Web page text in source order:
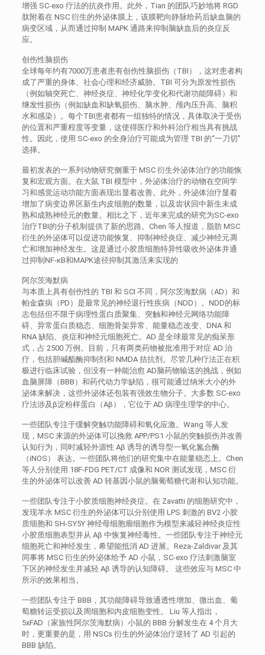
增强 SC-exo 疗法的抗炎作用。此外，Tian 的团队巧妙地将 RGD
肽附着在 NSC 衍生的外泌体膜上，该膜靶向静脉给药后缺血脑的
病变区域，从而通过抑制 MAPK 通路来抑制脑缺血后的炎症反
应。
创伤性脑损伤
全球每年约有7000万患者患有创伤性脑损伤（TBI），这对患者构
成了严重的身体、社会心理和经济威胁。TBI 可分为原发性损伤
（例如轴突死亡、神经炎症、神经化学变化和代谢功能障碍）和
继发性损伤（例如缺血和缺氧损伤、脑水肿、颅内压升高、脑积
水和感染）。每个TBI患者都有一组独特的情况，具体取决于受伤
的位置和严重程度等变量，这使得医疗和外科治疗相当具有挑战
性。因此，使用 SC-exo 的全身治疗可能成为管理 TBI 的“一刀切”
选择。
最初发表的一系列动物研究侧重于 MSC 衍生外泌体治疗的功能恢
复和宏观方面。在大鼠 TBI 模型中，外泌体治疗的动物在空间学
习和感觉运动功能方面表现出显着改善。此外，外泌体治疗显着
增加了病变边界区新生内皮细胞的数量，以及齿状回中新生未成
熟和成熟神经元的数量。相比之下，近年来完成的研究为SC-exo
治疗TBI的分子机制提供了新的思路。Chen 等人报道，脂肪 MSC
衍生的外泌体可以促进功能恢复、抑制神经炎症、减少神经元凋
亡和增加神经发生。这是通过小胶质细胞特异性吸收外泌体并通
过抑制NF-κB和MAPK途径抑制其激活来实现的
阿尔茨海默病
与本质上具有创伤性的 TBI 和 SCI 不同，阿尔茨海默病（AD）和
帕金森病（PD）是最常见的神经退行性疾病（NDD）。NDD的标
志包括但不限于病理性蛋白质聚集、突触和神经元网络功能障
碍、异常蛋白质稳态、细胞骨架异常、能量稳态改变、DNA 和
RNA 缺陷、炎症和神经元细胞死亡。AD 是全球最常见的痴呆形
式，占 2500 万例。目前，只有两类药物被批准用于对症 AD 治
疗，包括胆碱酯酶抑制剂和 NMDA 拮抗剂。尽管几种疗法正在积
极进行临床试验，但没有一种能治愈 AD脑药物输送的挑战，例如
血脑屏障（BBB）和药代动力学缺陷，很可能通过纳米大小的外
泌体来解决，这些外泌体还包装有强效生物分子。大多数 SC-exo
疗法涉及β淀粉样蛋白（Aβ），它位于 AD 病理生理学的中心。
一些团队专注于缓解突触功能障碍和氧化应激。Wang 等人发
现，MSC 来源的外泌体可以挽救 APP/PS1 小鼠的突触损伤并改善
认知行为，同时减轻外源性 Aβ 诱导的诱导型一氧化氮合酶
（iNOS） 表达。一些团队将他们的研究集中在能量稳态上。Chen
等人分别使用 18F-FDG PET/CT 成像和 NOR 测试发现，MSC 衍
生的外泌体可以改善 AD 转基因小鼠的脑葡萄糖代谢和认知功能。
一些团队专注于小胶质细胞神经炎症。在 Zavatti 的细胞研究中，
发现羊水 MSC 衍生的外泌体可以分别使用 LPS 刺激的 BV2 小胶
质细胞和 SH-SY5Y 神经母细胞瘤细胞作为模型来减轻神经炎症性
小胶质细胞表型并从 Aβ 中恢复神经毒性。一些团队专注于神经元
细胞死亡和神经发生，希望能抵消 AD 进展。Reza-Zaldivar 及其
同事将 MSC 衍生的外泌体给予 AD 小鼠，SC-exo 疗法刺激脑室
下区的神经发生并减轻 Aβ 诱导的认知障碍。 这些效应与 MSC 中
所示的效果相当。
一些团队专注于 BBB，其功能障碍导致通透性增加、微出血、葡
萄糖转运受损以及周细胞和内皮细胞变性。 Liu 等人指出，
5xFAD（家族性阿尔茨海默病）小鼠的 BBB 分解发生在 4 个月大
时，更重要的是，用 NSCs 衍生的外泌体治疗逆转了 AD 引起的
BBB 缺陷。